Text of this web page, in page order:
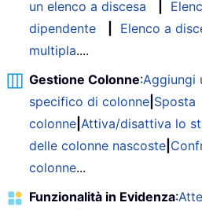
un elenco a discesa
dipendente
Elenco a
multipla....
Gestione Colonne:Aggiungi
specifico di colonne Sposta
colonne Attiva/disattiva lo
delle colonne nascoste
colonne...
Funzionalità in Evidenza: